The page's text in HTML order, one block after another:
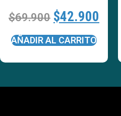
$69.900 $42.900
AÑADIR AL CARRITO